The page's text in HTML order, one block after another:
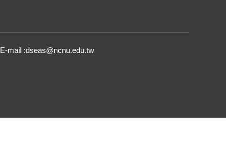
E-mail :dseas@ncnu.edu.tw